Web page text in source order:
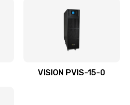
VISION PVIS-15-0